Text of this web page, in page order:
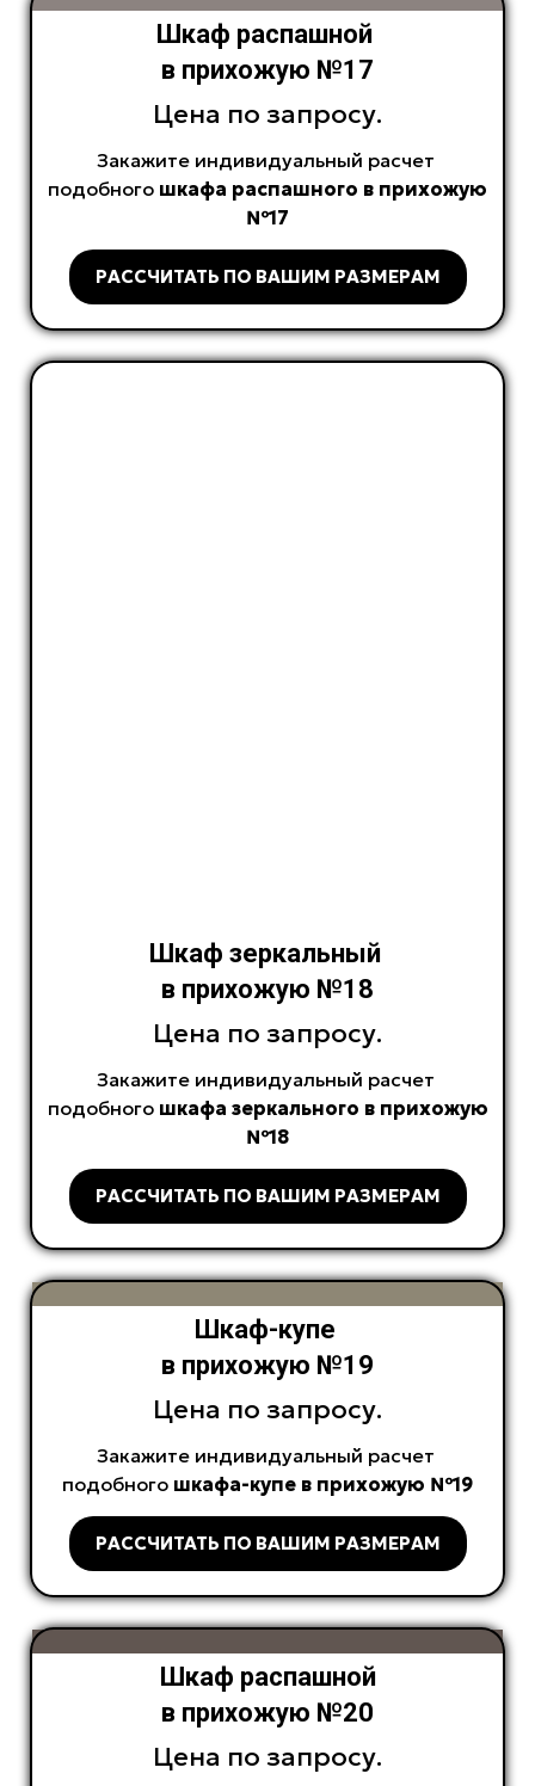
Шкаф распашной
в прихожую №17
Цена по запросу.
Закажите индивидуальный расчет
подобного шкафа распашного в прихожую
№17
РАССЧИТАТЬ ПО ВАШИМ РАЗМЕРАМ
Шкаф зеркальный
в прихожую №18
Цена по запросу.
Закажите индивидуальный расчет
подобного шкафа зеркального в прихожую
№18
РАССЧИТАТЬ ПО ВАШИМ РАЗМЕРАМ
Шкаф-купе
в прихожую №19
Цена по запросу.
Закажите индивидуальный расчет
подобного шкафа-купе в прихожую №19
РАССЧИТАТЬ ПО ВАШИМ РАЗМЕРАМ
Шкаф распашной
в прихожую №20
Цена по запросу.